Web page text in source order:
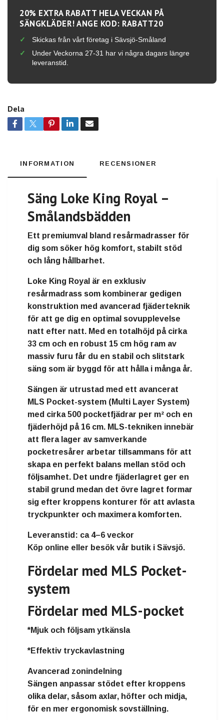
20% EXTRA RABATT HELA VECKAN PÅ
SÄNGKLÄDER! ANGE KOD: RABATT20
Skickas från vårt företag i Sävsjö-Småland
Under Veckorna 27-31 har vi några dagars längre
leveranstid.
Dela
INFORMATION RECENSIONER
Säng Loke King Royal –
Smålandsbädden
Ett premiumval bland resårmadrasser för
dig som söker hög komfort, stabilt stöd
och lång hållbarhet.
Loke King Royal är en exklusiv
resårmadrass som kombinerar gedigen
konstruktion med avancerad fjäderteknik
för att ge dig en optimal sovupplevelse
natt efter natt. Med en totalhöjd på cirka
33 cm och en robust 15 cm hög ram av
massiv furu får du en stabil och slitstark
säng som är byggd för att hålla i många år.
Sängen är utrustad med ett avancerat
MLS Pocket-system (Multi Layer System)
med cirka500 pocketfjädrar per m² och en
fjäderhöjd på 16 cm. MLS-tekniken innebär
att flera lager av samverkande
pocketresårer arbetar tillsammans för att
skapa en perfekt balans mellan stöd och
följsamhet. Det undre fjäderlagret ger en
stabil grund medan det övre lagret formar
sig efter kroppens konturer för att avlasta
tryckpunkter och maximera komforten.
Leveranstid: ca 4–6 veckor
Köp online eller besök vår butik i Sävsjö.
Fördelar med MLS Pocket-
system
Fördelar med MLS-pocket
*Mjuk och följsam ytkänsla
*Effektiv tryckavlastning
Avancerad zonindelning
Sängen anpassar stödet efter kroppens
olika delar, såsom axlar, höfter och midja,
för en mer ergonomisk sovställning.